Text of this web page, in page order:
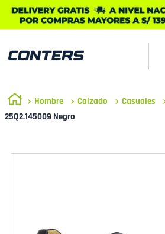
Hombre Calzado Casuales
25Q2.145009 Negro